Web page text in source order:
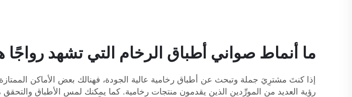
ما أنماط صواني أطباق الرخام التي تشهد رواجًا
إذا كنتَ مشترِيَ جملة وتبحث عن أطباق رخامية عالية الجودة، فهنالك بعض الأماكن
رؤية العديد من المورِّدين الذين يقدمون منتجات رخامية. كما يمكنك لمس الأطباق